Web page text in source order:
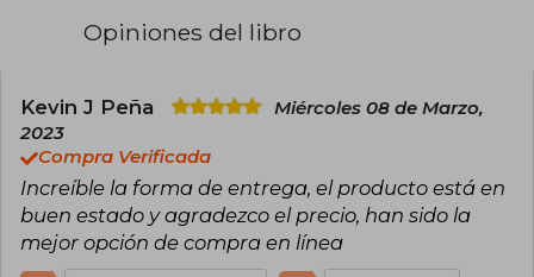
Opiniones del libro
Kevin J Peña
Miércoles 08 de Marzo,
2023
Compra Verificada
Increíble la forma de entrega, el producto está en
buen estado y agradezco el precio, han sido la
mejor opción de compra en línea